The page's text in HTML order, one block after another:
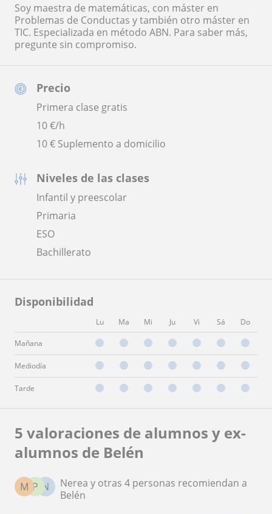
Precio
Primera clase gratis
10€/h
10 € Suplemento a domicilio
Niveles de las clases
Infantil y preescolar
Primaria
ESO
Bachillerato
Disponibilidad
Lu Ma Mi Ju Vi Sá Do
Mañana
Mediodía
Tarde
Soy maestra de matemáticas, con máster en
Problemas de Conductas y también otro máster en
TIC. Especializada en método ABN. Para saber más,
pregunte sin compromiso.
5 valoraciones de alumnos y ex-
alumnos de Belén
N
P
M
Nerea y otras 4 personas recomiendan a
Belén